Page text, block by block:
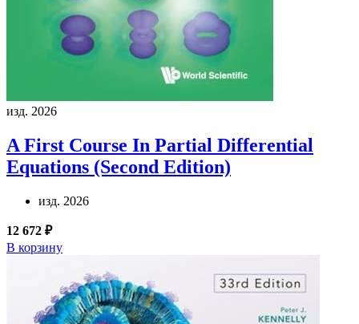
изд. 2026
A First Course In Partial Differential
Equations (Second Edition)
изд. 2026
12 672 ₽
В корзину